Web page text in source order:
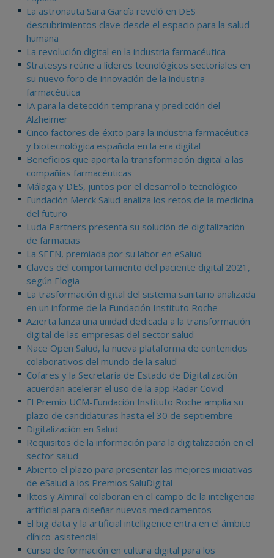
La astronauta Sara García reveló en DES
descubrimientos clave desde el espacio para la salud
humana
La revolución digital en la industria farmacéutica
Stratesys reúne a líderes tecnológicos sectoriales en
su nuevo foro de innovación de la industria
farmacéutica
IA para la detección temprana y predicción del
Alzheimer
Cinco factores de éxito para la industria farmacéutica
y biotecnológica española en la era digital
Beneficios que aporta la transformación digital a las
compañías farmacéuticas
Málaga y DES, juntos por el desarrollo tecnológico
Fundación Merck Salud analiza los retos de la medicina
del futuro
Luda Partners presenta su solución de digitalización
de farmacias
La SEEN, premiada por su labor en eSalud
Claves del comportamiento del paciente digital 2021,
según Elogia
La trasformación digital del sistema sanitario analizada
en un informe de la Fundación Instituto Roche
Azierta lanza una unidad dedicada a la transformación
digital de las empresas del sector salud
Nace Open Salud, la nueva plataforma de contenidos
colaborativos del mundo de la salud
Cofares y la Secretaría de Estado de Digitalización
acuerdan acelerar el uso de la app Radar Covid
El Premio UCM-Fundación Instituto Roche amplía su
plazo de candidaturas hasta el 30 de septiembre
Digitalización en Salud
Requisitos de la información para la digitalización en el
sector salud
Abierto el plazo para presentar las mejores iniciativas
de eSalud a los Premios SaluDigital
Iktos y Almirall colaboran en el campo de la inteligencia
artificial para diseñar nuevos medicamentos
El big data y la artificial intelligence entra en el ámbito
clínico-asistencial
Curso de formación en cultura digital para los